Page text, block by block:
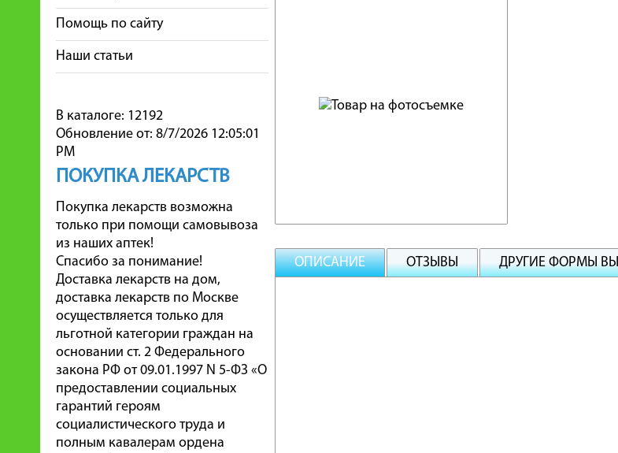
Помощь по сайту
Наши статьи
В каталоге: 12192
Обновление от: 8/7/2026 12:05:01
PM
ПОКУПКА ЛЕКАРСТВ
Покупка лекарств возможна
только при помощи самовывоза
из наших аптек!
Спасибо за понимание!
Доставка лекарств на дом,
доставка лекарств по Москве
осуществляется только для
льготной категории граждан на
основании ст. 2 Федерального
закона РФ от 09.01.1997 N 5-ФЗ «О
предоставлении социальных
гарантий героям
социалистического труда и
полным кавалерам ордена
ОПИСАНИЕ ОТЗЫВЫ ДРУГИЕ ФОРМЫ